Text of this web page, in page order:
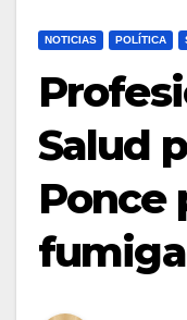
NOTICIAS POLÍTICA
Salud
Ponce